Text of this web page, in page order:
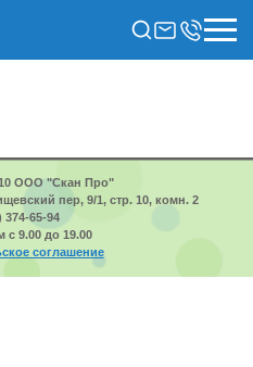
ООО "Скан Про"
пер, 9/1, стр. 10, комн. 2
374-65-94
с 9.00 до 19.00
соглашение